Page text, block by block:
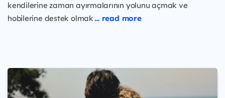
kendilerine zaman ayırmalarının yolunu açmak ve
hobilerine destek olmak… read more